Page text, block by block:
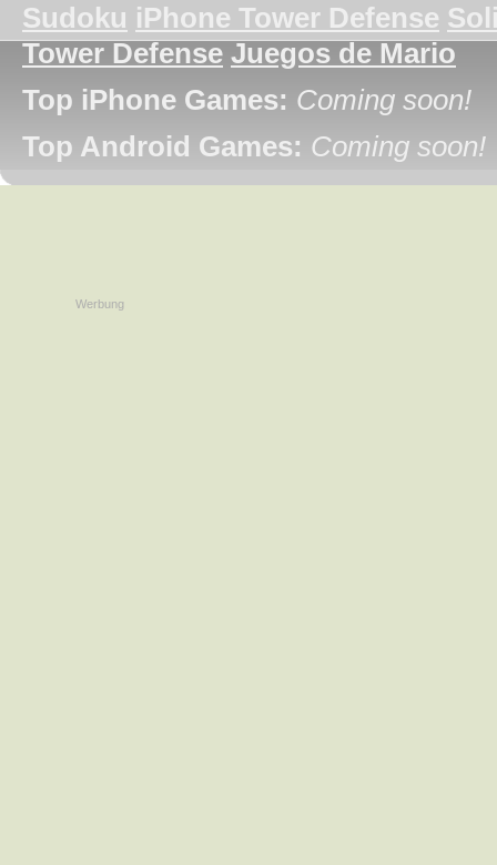
Sudoku iPhone Tower Defense
Tower Defense Juegos de Mario
Top iPhone Games: Coming soon!
Top Android Games: Coming soon!
Werbung